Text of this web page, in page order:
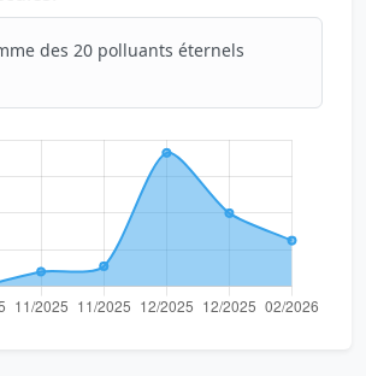
des 20 polluants éternels